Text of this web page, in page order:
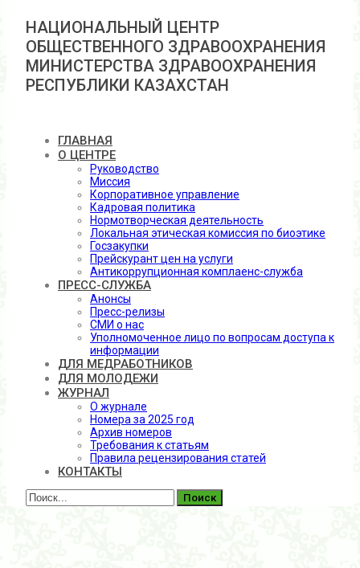
НАЦИОНАЛЬНЫЙ ЦЕНТР
ОБЩЕСТВЕННОГО ЗДРАВООХРАНЕНИЯ
МИНИСТЕРСТВА ЗДРАВООХРАНЕНИЯ
РЕСПУБЛИКИ КАЗАХСТАН
ГЛАВНАЯ
О ЦЕНТРЕ
Руководство
Миссия
Корпоративное управление
Кадровая политика
Нормотворческая деятельность
Локальная этическая комиссия по биоэтике
Госзакупки
Прейскурант цен на услуги
Антикоррупционная комплаенс-служба
ПРЕСС-СЛУЖБА
Анонсы
Пресс-релизы
СМИ о нас
Уполномоченное лицо по вопросам доступа к
информации
ДЛЯ МЕДРАБОТНИКОВ
ДЛЯ МОЛОДЕЖИ
ЖУРНАЛ
О журнале
Номера за 2025 год
Архив номеров
Требования к статьям
Правила рецензирования статей
КОНТАКТЫ